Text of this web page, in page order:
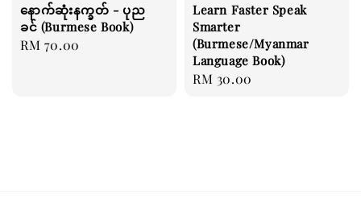
နောက်ဆုံးနက္ခတ် - ပုည
ခင် (Burmese Book)
Regular
RM 70.00
Learn Faster Speak
Smarter
(Burmese/Myanmar
Language Book)
Regular
RM 30.00